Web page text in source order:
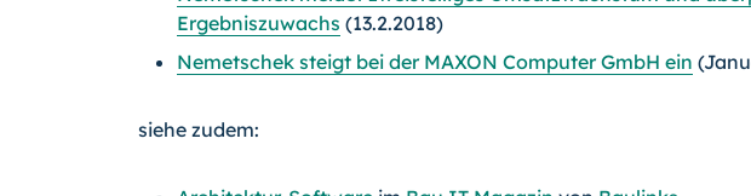
Ergebniszuwachs (13.2.2018)
Nemetschek steigt bei der MAXON Computer GmbH ein
siehe zudem: